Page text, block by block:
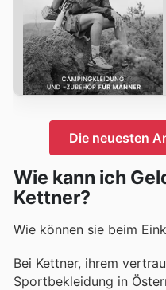
Die neuesten
Wie kann ich
Kettner?
Wie können sie beim
Bei Kettner, ihrem
Sportbekleidung in